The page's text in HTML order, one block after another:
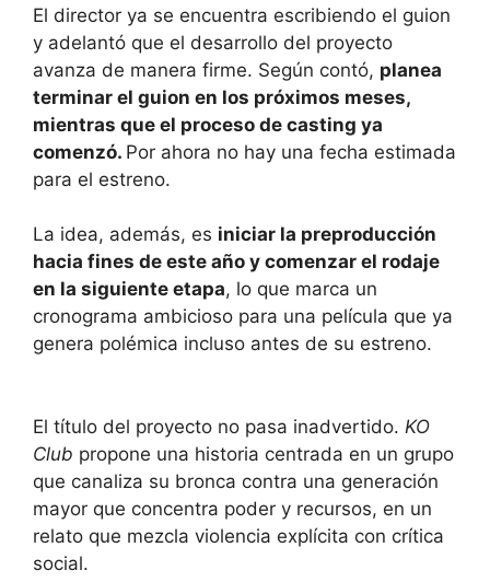
El director ya se encuentra escribiendo el guion
y adelantó que el desarrollo del proyecto
avanza de manera firme. Según contó, planea
terminar el guion en los próximos meses,
mientras que el proceso de casting ya
comenzó. Por ahora no hay una fecha estimada
para el estreno.
La idea, además, es iniciar la preproducción
hacia fines de este año y comenzar el rodaje
en la siguiente etapa, lo que marca un
cronograma ambicioso para una película que ya
genera polémica incluso antes de su estreno.
El título del proyecto no pasa inadvertido. KO
Club propone una historia centrada en un grupo
que canaliza su bronca contra una generación
mayor que concentra poder y recursos, en un
relato que mezcla violencia explícita con crítica
social.